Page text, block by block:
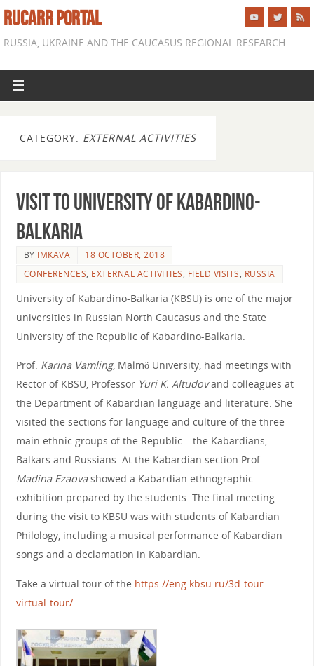
RUCARR PORTAL
RUSSIA, UKRAINE AND THE CAUCASUS REGIONAL RESEARCH
CATEGORY: EXTERNAL ACTIVITIES
Visit to University of Kabardino-
Balkaria
BY IMKAVA
18 OCTOBER, 2018
CONFERENCES, EXTERNAL ACTIVITIES, FIELD VISITS, RUSSIA
University of Kabardino-Balkaria (KBSU) is one of the major
universities in Russian North Caucasus and the State
University of the Republic of Kabardino-Balkaria.
Prof. Karina Vamling, Malmö University, had meetings with
Rector of KBSU, Professor Yuri K. Altudovand colleagues at
the Department of Kabardian language and literature. She
visited the sections for language and culture of the three
main ethnic groups of the Republic – the Kabardians,
Balkars and Russians. At the Kabardian section Prof.
Madina Ezaovashowed a Kabardian ethnographic
exhibition prepared by the students. The final meeting
during the visit to KBSU was with students of Kabardian
Philology, including a musical performance of Kabardian
songs and a declamation in Kabardian.
Take a virtual tour of the https://eng.kbsu.ru/3d-tour-
virtual-tour/